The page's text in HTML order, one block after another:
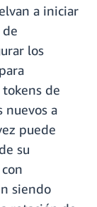
a iniciar
los
de
nuevos a
puede
su
siendo